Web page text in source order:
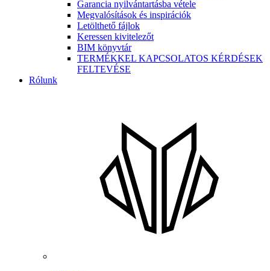
Garancia nyilvántartásba vétele
Megvalósítások és inspirációk
Letölthető fájlok
Keressen kivitelezőt
BIM könyvtár
TERMÉKKEL KAPCSOLATOS KÉRDÉSEK
FELTEVÉSE
Rólunk